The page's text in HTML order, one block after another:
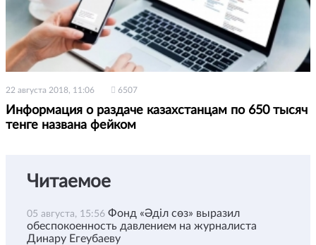
22 августа 2018, 11:06 6507
Информация о раздаче казахстанцам по 650 тысяч
тенге названа фейком
Читаемое
05 августа, 15:56 Фонд «Әділ сөз» выразил
обеспокоенность давлением на журналиста
Динару Егеубаеву